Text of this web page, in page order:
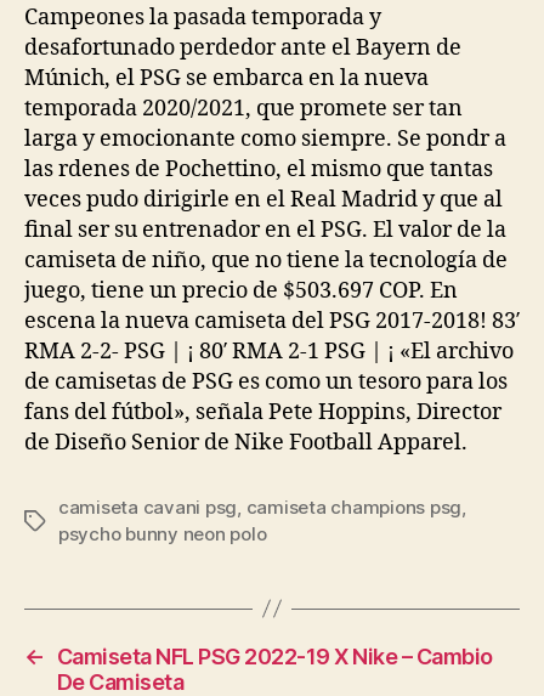
Campeones la pasada temporada y
desafortunado perdedor ante el Bayern de
Múnich, el PSG se embarca en la nueva
temporada 2020/2021, que promete ser tan
larga y emocionante como siempre. Se pondr a
las rdenes de Pochettino, el mismo que tantas
veces pudo dirigirle en el Real Madrid y que al
final ser su entrenador en el PSG. El valor de la
camiseta de niño, que no tiene la tecnología de
juego, tiene un precio de $503.697 COP. En
escena la nueva camiseta del PSG 2017-2018! 83′
RMA 2-2- PSG | ¡ 80′ RMA 2-1 PSG | ¡ «El archivo
de camisetas de PSG es como un tesoro para los
fans del fútbol», señala Pete Hoppins, Director
de Diseño Senior de Nike Football Apparel.
Etiquetas
camiseta cavani psg camiseta champions psg
psycho bunny neon polo
←
Camiseta NFL PSG 2022-19 X Nike – Cambio
De Camiseta